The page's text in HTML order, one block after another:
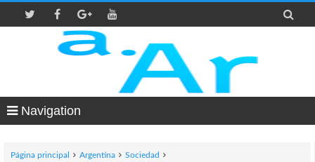

Navigation
Página principal Argentina
Sociedad